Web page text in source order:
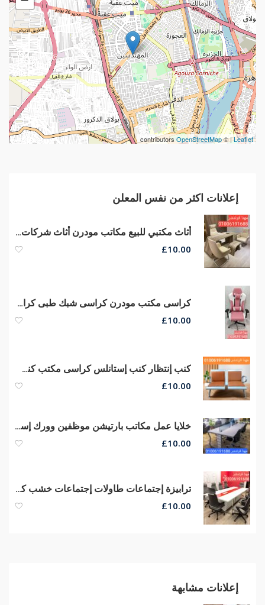
Leaflet
| ©
OpenStreetMap
contributors
إعلانات اكثر من نفس المعلن
أثاث مكتبي للبيع مكاتب مودرن أثاث شركات مكاتب كراسي جلد مستورد
£10.00
كراسى مكتب مودرن كراسى شبك طبى كراسى مدير عام جلد من مصانع مهنا
£10.00
كنب إنتظار كنب إستانلس كراسى مكتب كنب إنتظار كراسى فوتيه إنتظار
£10.00
خلايا عمل مكاتب بارتيشن موظفين وورك إستيشن مكاتب مودرن أثاث شركات
£10.00
ترابيزة إجتماعات طاولات إجتماعات خشب كونتر قشرة طبيعى جودة عالية
£10.00
إعلانات مشابهة